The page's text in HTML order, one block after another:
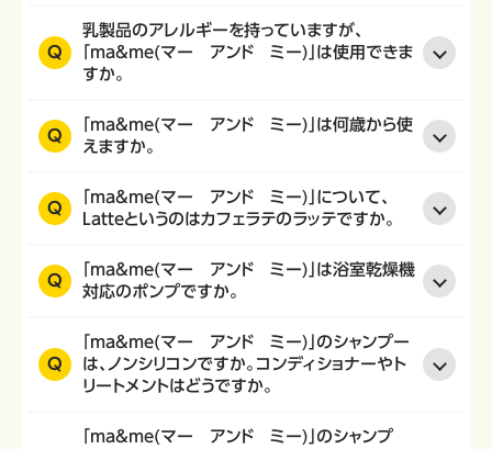
Q
乳製品のアレルギーを持っていますが、
「ma&me(マー アンド ミー)」は使用できま
すか。
Q
「ma&me(マー アンド ミー)」は何歳から使
えますか。
Q
「ma&me(マー アンド ミー)」について、
Latteというのはカフェラテのラッテですか。
Q
「ma&me(マー アンド ミー)」は浴室乾燥機
対応のポンプですか。
Q
「ma&me(マー アンド ミー)」のシャンプー
は、ノンシリコンですか。コンディショナーやト
リートメントはどうですか。
「ma&me(マー アンド ミー)」のシャンプ